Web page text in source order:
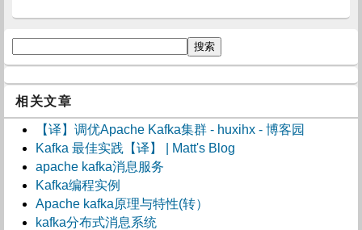
相关文章
【译】调优Apache Kafka集群 - huxihx - 博客园
Kafka 最佳实践【译】 | Matt's Blog
apache kafka消息服务
Kafka编程实例
Apache kafka原理与特性(转）
kafka分布式消息系统